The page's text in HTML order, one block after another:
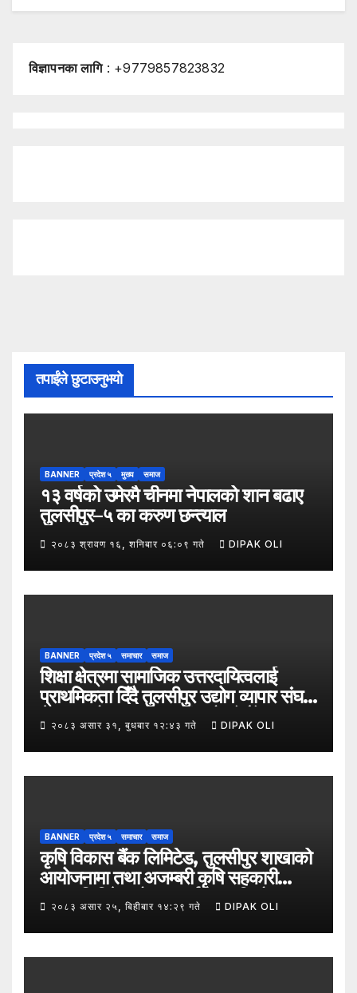
विज्ञापनका लागि: +9779857823832
तपाईंले छुटाउनुभयो
BANNER प्रदेश ५ मुख्य समाज
१३ वर्षको उमेरमै चीनमा नेपालको शान बढाए
तुलसीपुर–५ का करुण छन्त्याल
२०८३ श्रावण १६, शनिबार ०६:०९ गते DIPAK OLI
BANNER प्रदेश ५ समाचार समाज
शिक्षा क्षेत्रमा सामाजिक उत्तरदायित्वलाई
प्राथमिकता दिँदै तुलसीपुर उद्योग व्यापार संघले
नेपाल उद्योग व्यापार महासंघको पाँचौँ स्थापना
दिवसको अवसर पारेर तुलसीपुर
उपमहानगरपालिका–५, गैरापातु स्थित श्री
जनश्रमिक आ बि विद्यालयका विद्यार्थीहरूलाई
२०८३ असार ३१, बुधबार १२:४३ गते DIPAK OLI
BANNER प्रदेश ५ समाचार समाज
कृषि विकास बैंक लिमिटेड, तुलसीपुर शाखाको
आयोजनामा तथा अजम्बरी कृषि सहकारी
संस्था लिमिटेडको सहकार्यमा “कृषिको
समावेशी रूपान्तरणका लागि मूल्य शृङ्खला
(VITA) कार्यक्रम अन्तर्गत तरकारी उत्पादक
किसान र व्यापारीबीच व्यवसाय विस्तार सम्बन्धी
२०८३ असार २५, बिहीबार १४:२९ गते DIPAK OLI